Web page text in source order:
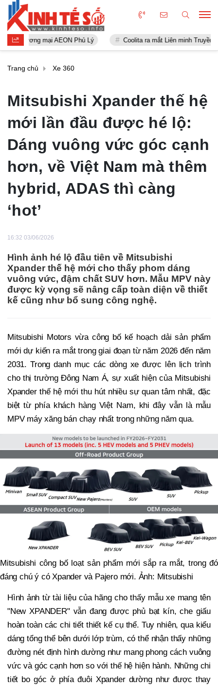
AEON Phủ Lý Coolita ra mắt Liên minh Truyền thông FAST đầu
Trang chủ Xe 360
Mitsubishi Xpander thế hệ
mới lần đầu được hé lộ:
Dáng vuông vức góc cạnh
hơn, về Việt Nam mà thêm
hybrid, ADAS thì càng
‘hot’
16:32 03/06/2026
Hình ảnh hé lộ đầu tiên về Mitsubishi
Xpander thế hệ mới cho thấy phom dáng
vuông vức, đậm chất SUV hơn. Mẫu MPV này
được kỳ vọng sẽ nâng cấp toàn diện về thiết
kế cũng như bổ sung công nghệ.
Mitsubishi Motors vừa công bố kế hoạch dải sản phẩm
mới dự kiến ra mắt trong giai đoạn từ năm 2026 đến năm
2031. Trong danh mục các dòng xe được lên lịch trình
cho thị trường Đông Nam Á, sự xuất hiện của Mitsubishi
Xpander thế hệ mới thu hút nhiều sự quan tâm nhất, đặc
biệt từ phía khách hàng Việt Nam, khi đây vẫn là mẫu
MPV máy xăng bán chạy nhất trong những năm qua.
Mitsubishi công bố loạt sản phẩm mới sắp ra mắt, trong đó
đáng chú ý có Xpander và Pajero mới. Ảnh: Mitsubishi
Hình ảnh từ tài liệu của hãng cho thấy mẫu xe mang tên
"New XPANDER" vẫn đang được phủ bạt kín, che giấu
hoàn toàn các chi tiết thiết kế cụ thể. Tuy nhiên, qua kiểu
dáng tổng thể bên dưới lớp trùm, có thể nhận thấy những
đường nét định hình dường như mang phong cách vuông
vức và góc cạnh hơn so với thế hệ hiện hành. Những chi
tiết bo góc ở phía đuôi Xpander dường như được thay